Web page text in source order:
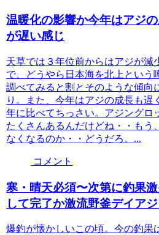
温暖化の影響か今年はアジ
が遅い感じ
天草では３年位前からはアジが減
で、どうやら日本海を北上という
調べてみると割とそのような傾向
り。また、今年はアジの成長も遅
年に比べてちっさい。アジングロ
たくさんあるんだけどね・・もう
なくなるのか・・どうだろ。...
コメント
寒・晴天必須〜次第に釣果
して完了か激流野釜デイア
爆釣が懐かしいこの頃。今の釣果